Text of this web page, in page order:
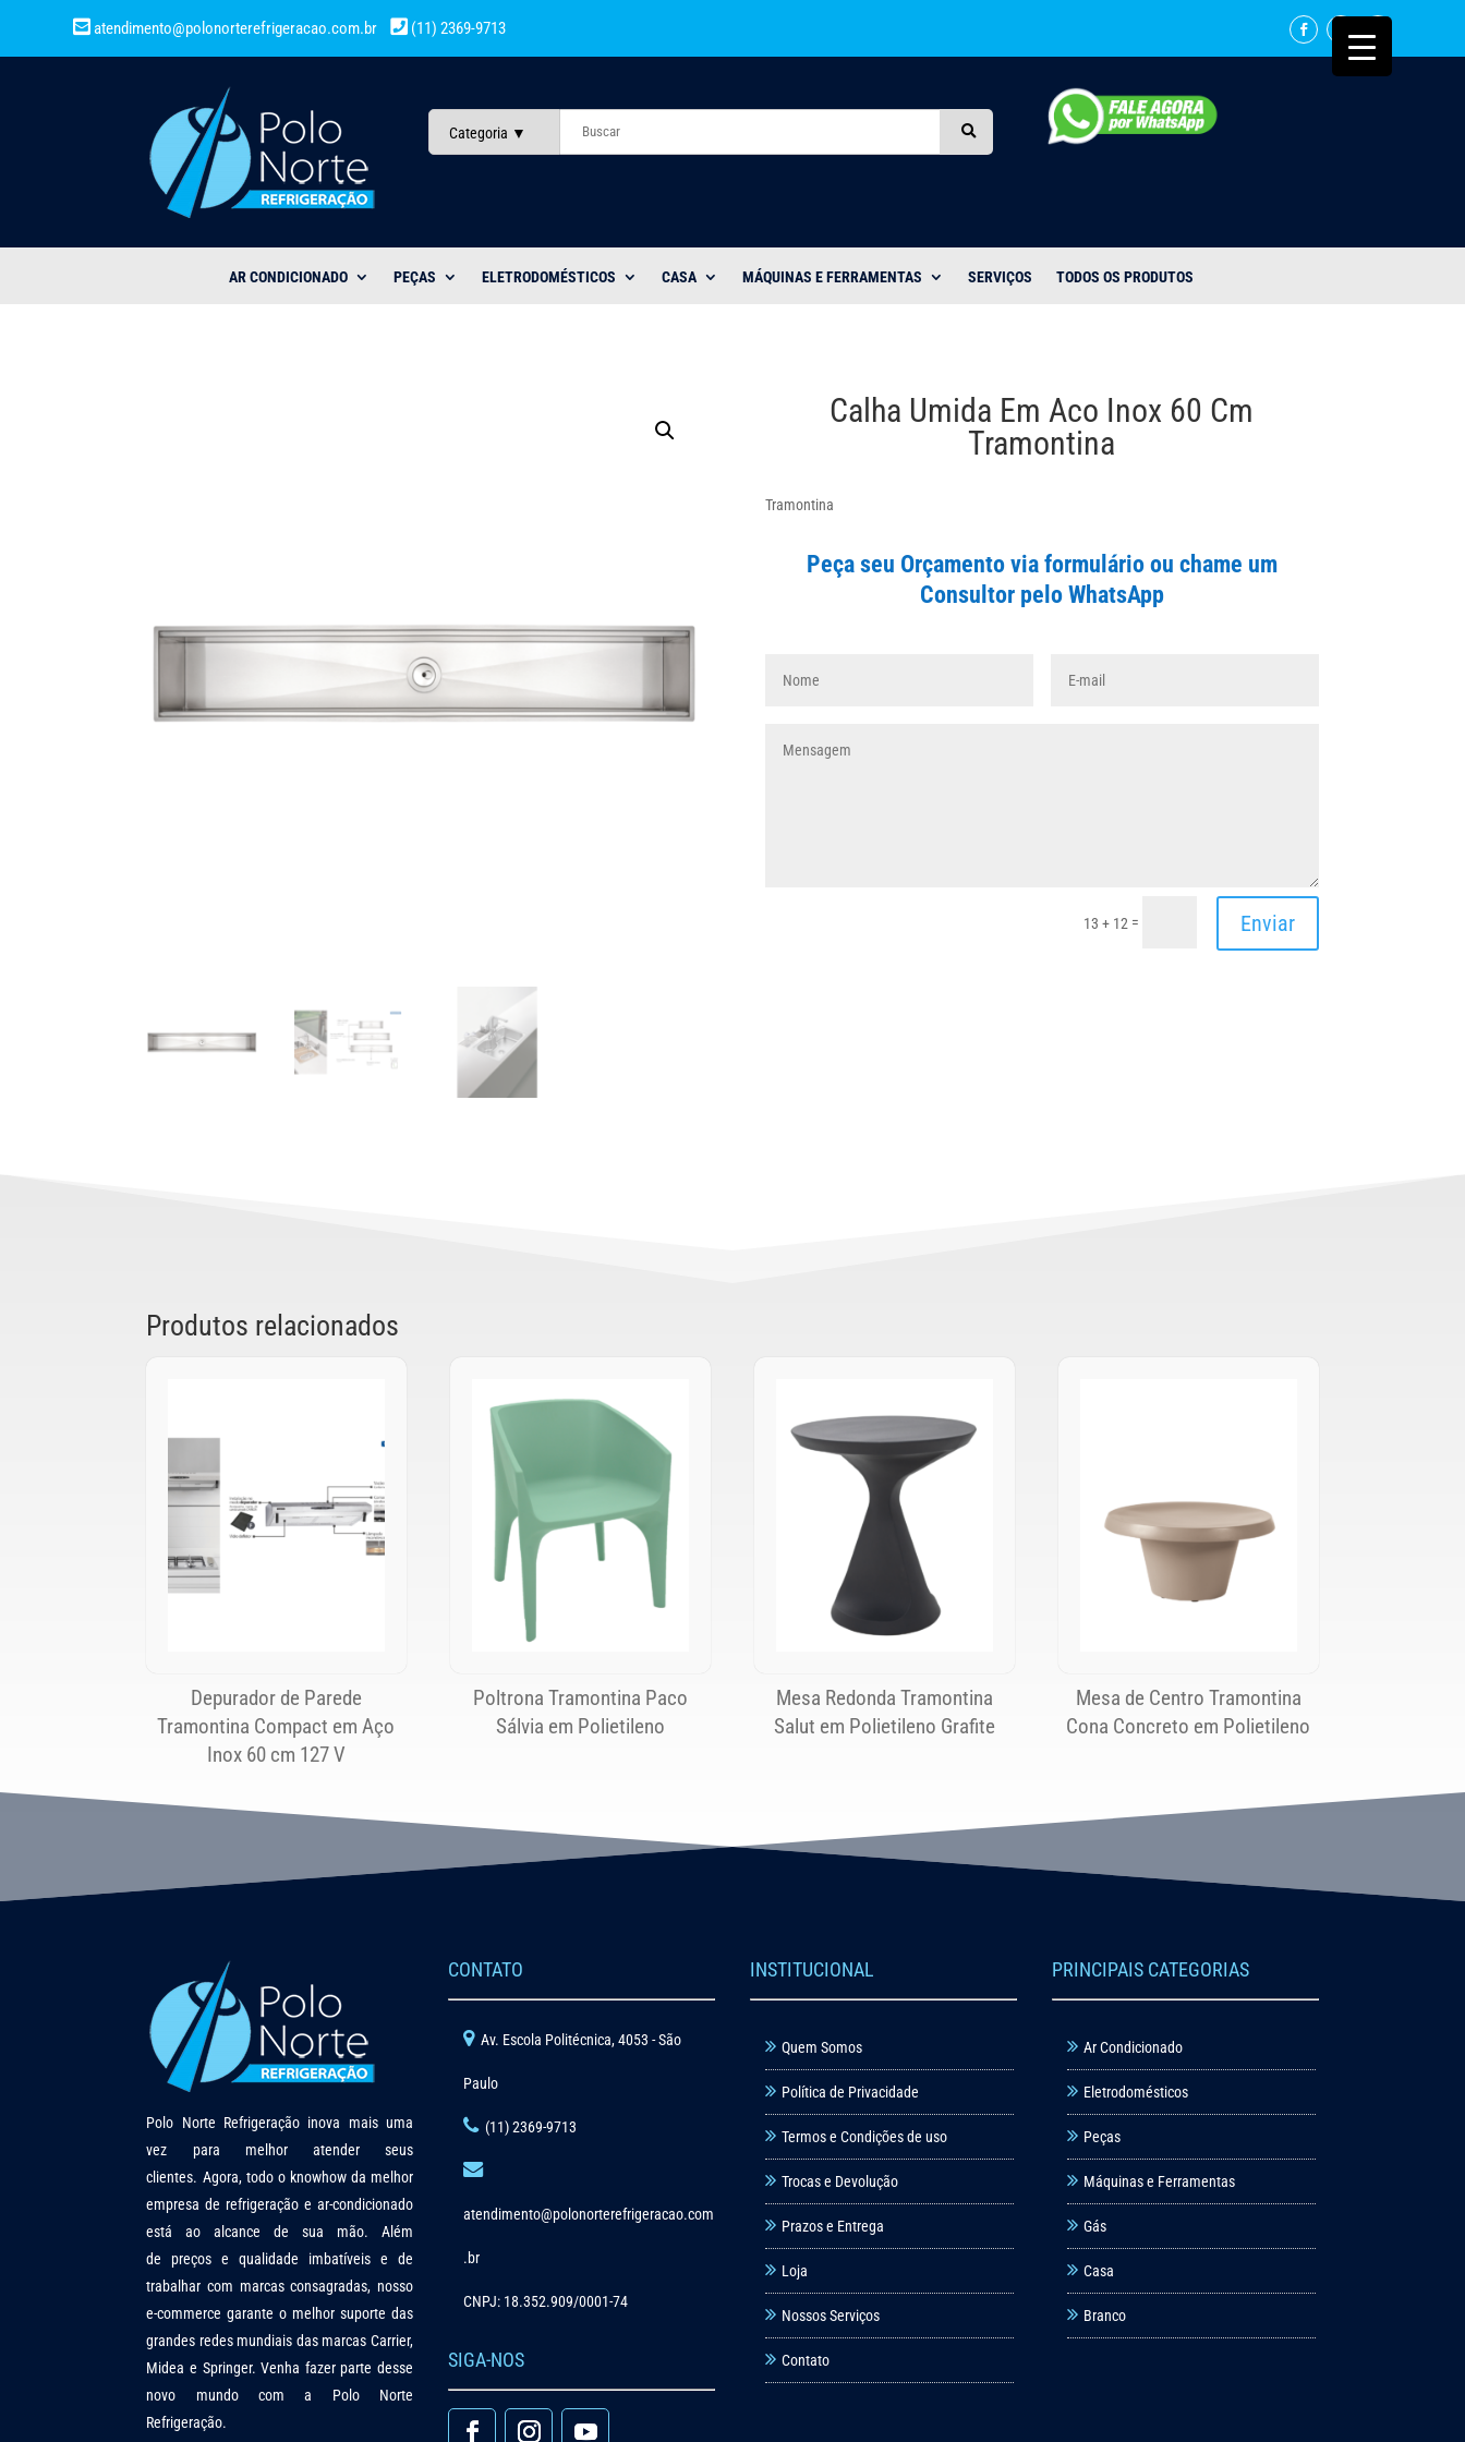
atendimento@polonorterefrigeracao.com.br (11) 2369-9713
Categoria
AR CONDICIONADO PEÇAS ELETRODOMÉSTICOS CASA MÁQUINAS E FERRAMENTAS SERVIÇOS TODOS OS PRODUTOS
Calha Umida Em Aco Inox 60 Cm
Tramontina
Tramontina
Peça seu Orçamento via formulário ou chame um
Consultor pelo WhatsApp
13 + 12 = Enviar
Produtos relacionados
Depurador de Parede
Tramontina Compact em Aço
Inox 60 cm 127 V
Poltrona Tramontina Paco
Sálvia em Polietileno
Mesa Redonda Tramontina
Salut em Polietileno Grafite
Mesa de Centro Tramontina
Cona Concreto em Polietileno
Polo Norte Refrigeração inova mais uma
vez para melhor atender seus
clientes. Agora, todo o knowhow da melhor
empresa de refrigeração e ar-condicionado
está ao alcance de sua mão. Além
de preços e qualidade imbatíveis e de
trabalhar com marcas consagradas, nosso
e-commerce garante o melhor suporte das
grandes redes mundiais das marcas Carrier,
Midea e Springer. Venha fazer parte desse
novo mundo com a Polo Norte
Refrigeração.
CONTATO
Av. Escola Politécnica, 4053 - São
Paulo
(11) 2369-9713
atendimento@polonorterefrigeracao.com
.br
CNPJ: 18.352.909/0001-74
SIGA-NOS
INSTITUCIONAL
Quem Somos
Política de Privacidade
Termos e Condições de uso
Trocas e Devolução
Prazos e Entrega
Loja
Nossos Serviços
Contato
PRINCIPAIS CATEGORIAS
Ar Condicionado
Eletrodomésticos
Peças
Máquinas e Ferramentas
Gás
Casa
Branco